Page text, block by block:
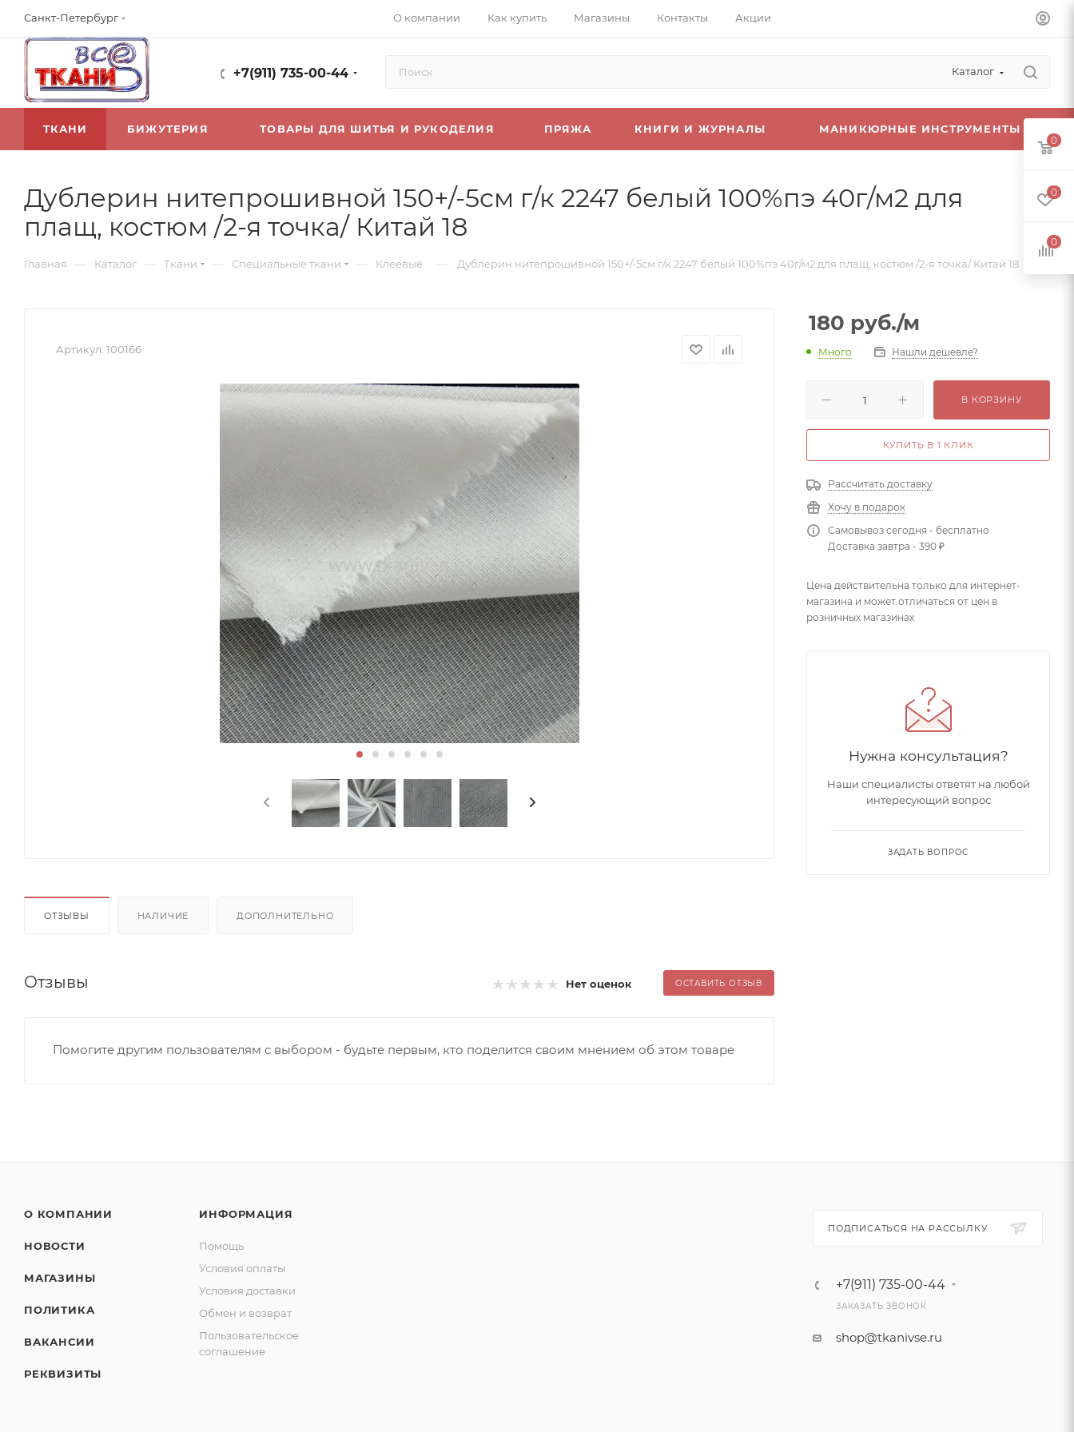
Санкт-Петербург О компании Как купить Магазины Контакты Акции
+7(911) 735-00-44 Каталог
ТКАНИ БИЖУТЕРИЯ ТОВАРЫ ДЛЯ ШИТЬЯ И РУКОДЕЛИЯ ПРЯЖА КНИГИ И ЖУРНАЛЫ МАНИКЮРНЫЕ ИНСТРУМЕНТЫ
Дублерин нитепрошивной 150+/-5см г/к 2247 белый 100%пэ 40г/м2 для
плащ, костюм /2-я точка/ Китай 18
Главная — Каталог — Ткани — Специальные ткани — Клеевые — Дублерин нитепрошивной 150+/-5см г/к 2247 белый 100%пэ 40г/м2 для плащ, костюм /2-я точка/ Китай 18
Артикул: 100166
ОТЗЫВЫ НАЛИЧИЕ ДОПОЛНИТЕЛЬНО
Отзывы Нет оценок ОСТАВИТЬ ОТЗЫВ
Помогите другим пользователям с выбором - будьте первым, кто поделится своим мнением об этом товаре
180 руб./м
Много Нашли дешевле?
В КОРЗИНУ
КУПИТЬ В 1 КЛИК
Рассчитать доставку
Хочу в подарок
Самовывоз сегодня - бесплатно
Доставка завтра - 390 ₽
Цена действительна только для интернет-
магазина и может отличаться от цен в
розничных магазинах
Нужна консультация?
Наши специалисты ответят на любой
интересующий вопрос
ЗАДАТЬ ВОПРОС
О КОМПАНИИ
НОВОСТИ
МАГАЗИНЫ
ПОЛИТИКА
ВАКАНСИИ
РЕКВИЗИТЫ
ИНФОРМАЦИЯ
Помощь
Условия оплаты
Условия доставки
Обмен и возврат
Пользовательское
соглашение
ПОДПИСАТЬСЯ НА РАССЫЛКУ
+7(911) 735-00-44
ЗАКАЗАТЬ ЗВОНОК
shop@tkanivse.ru
0
0
0